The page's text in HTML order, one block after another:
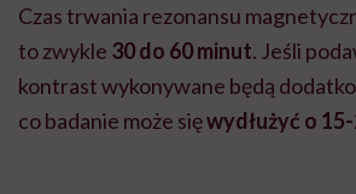
Czas trwania rezonansu
to zwykle 30 do 60 minut. Jeśli
kontrast wykonywane będą
co badanie może sięwydłużyć o